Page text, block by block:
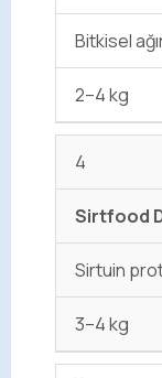
Bitkisel
2–4 kg
4
Sirtfood
Sirtuin
3–4 kg